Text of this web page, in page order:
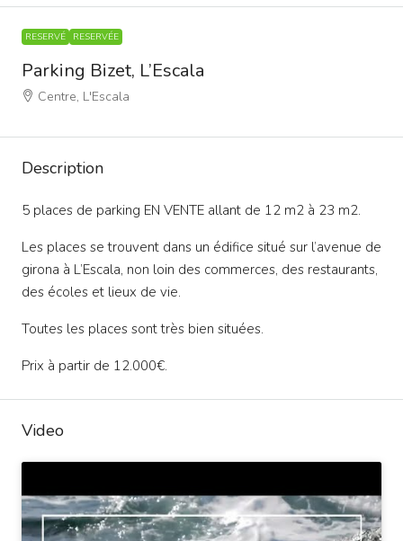
RESERVÉ RESERVÉE
Parking Bizet, L’Escala
Centre, L'Escala
Description
5 places de parking EN VENTE allant de 12 m2 à 23 m2.
Les places se trouvent dans un édifice situé sur l’avenue de
girona à L’Escala, non loin des commerces, des restaurants,
des écoles et lieux de vie.
Toutes les places sont très bien situées.
Prix à partir de 12.000€.
Video